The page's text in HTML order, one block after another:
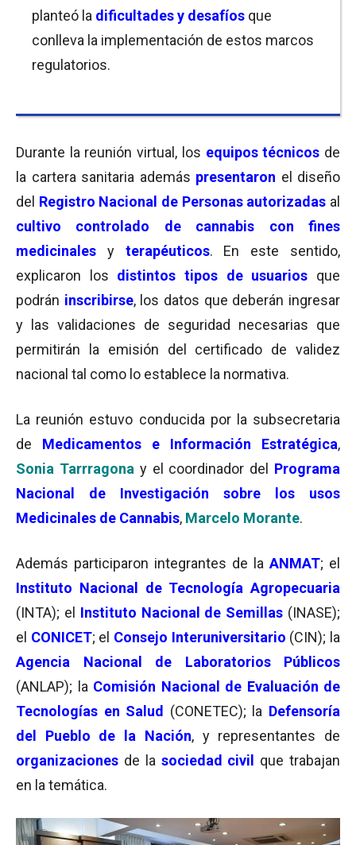
planteó la dificultades y desafíos que
conlleva la implementación de estos marcos
regulatorios.
Durante la reunión virtual, los equipos técnicos de
la cartera sanitaria además presentaron el diseño
del Registro Nacional de Personas autorizadas al
cultivo controlado de cannabis con fines
medicinales
y terapéuticos. En este sentido,
explicaron los distintos tipos de usuarios que
podrán inscribirse, los datos que deberán ingresar
y las validaciones de seguridad necesarias que
permitirán la emisión del certificado de validez
nacional tal como lo establece la normativa.
La reunión estuvo conducida por la subsecretaria
de Medicamentos e Información Estratégica,
Sonia Tarrragona y el coordinador del Programa
Nacional de Investigación sobre los usos
Medicinales de Cannabis, Marcelo Morante.
Además participaron integrantes de la ANMAT; el
Instituto Nacional de Tecnología Agropecuaria
(INTA); el Instituto Nacional de Semillas (INASE);
el CONICET; el Consejo Interuniversitario (CIN); la
Agencia Nacional de Laboratorios Públicos
(ANLAP); la Comisión Nacional de Evaluación de
Tecnologías en Salud (CONETEC); la Defensoría
del Pueblo de la Nación, y representantes de
organizaciones de la sociedad civil
que trabajan
en la temática.